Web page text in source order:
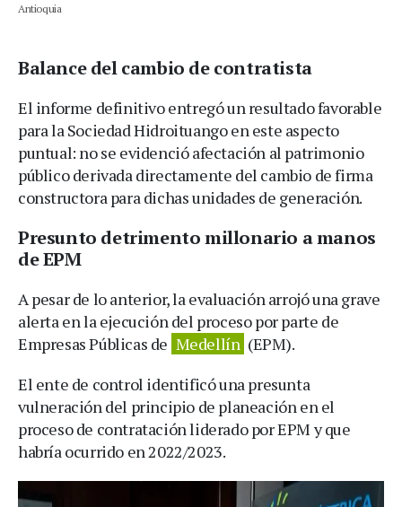
Antioquia
Balance del cambio de contratista
El informe definitivo entregó un resultado favorable
para la Sociedad Hidroituango en este aspecto
puntual: no se evidenció afectación al patrimonio
público derivada directamente del cambio de firma
constructora para dichas unidades de generación.
Presunto detrimento millonario a manos
de EPM
A pesar de lo anterior, la evaluación arrojó una grave
alerta en la ejecución del proceso por parte de
Empresas Públicas de Medellín (EPM).
El ente de control identificó una presunta
vulneración del principio de planeación en el
proceso de contratación liderado por EPM y que
habría ocurrido en 2022/2023.